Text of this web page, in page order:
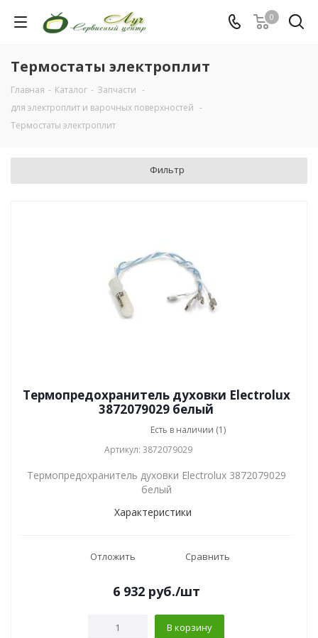
0
Термостаты электроплит
Главная - Каталог - Запчасти -
для электроплит и варочных поверхностей -
Термостаты электроплит
Фильтр
Термопредохранитель духовки Electrolux
3872079029 белый
Есть в наличии (1)
Артикул: 3872079029
Термопредохранитель духовки Electrolux 3872079029
белый
Характеристики
Отложить Сравнить
6 932 руб./шт
В корзину